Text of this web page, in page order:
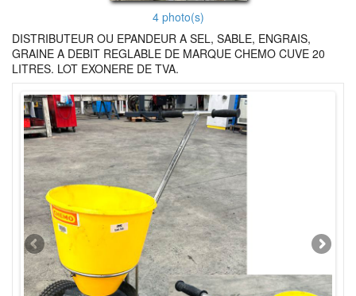
4 photo(s)
DISTRIBUTEUR OU EPANDEUR A SEL, SABLE, ENGRAIS,
GRAINE A DEBIT REGLABLE DE MARQUE CHEMO CUVE 20
LITRES. LOT EXONERE DE TVA.